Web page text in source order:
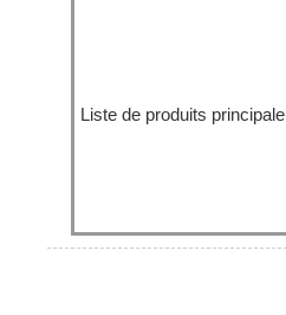
Liste de produits principale